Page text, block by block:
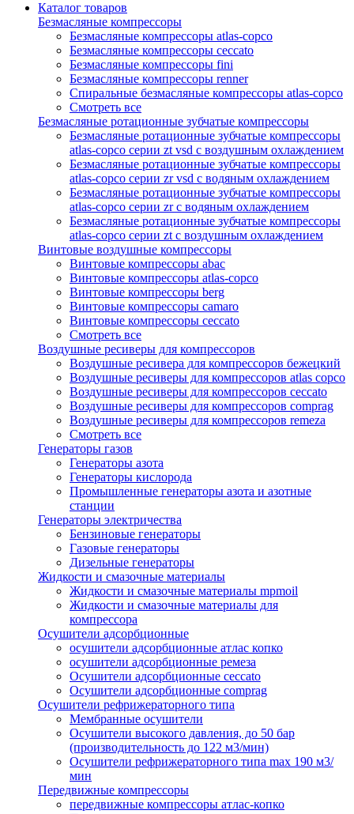
Каталог товаров
Безмасляные компрессоры
Безмасляные компрессоры atlas-copco
Безмасляные компрессоры ceccato
Безмасляные компрессоры fini
Безмасляные компрессоры renner
Спиральные безмасляные компрессоры atlas-copco
Смотреть все
Безмасляные ротационные зубчатые компрессоры
Безмасляные ротационные зубчатые компрессоры
atlas-copco серии zt vsd с воздушным охлаждением
Безмасляные ротационные зубчатые компрессоры
atlas-copco серии zr vsd с водяным охлаждением
Безмасляные ротационные зубчатые компрессоры
atlas-copco серии zr с водяным охлаждением
Безмасляные ротационные зубчатые компрессоры
atlas-copco серии zt с воздушным охлаждением
Винтовые воздушные компрессоры
Винтовые компрессоры abac
Винтовые компрессоры atlas-copco
Винтовые компрессоры berg
Винтовые компрессоры camaro
Винтовые компрессоры ceccato
Смотреть все
Воздушные ресиверы для компрессоров
Воздушные ресивера для компрессоров бежецкий
Воздушные ресиверы для компрессоров atlas copco
Воздушные ресиверы для компрессоров ceccato
Воздушные ресиверы для компрессоров comprag
Воздушные ресиверы для компрессоров remeza
Смотреть все
Генераторы газов
Генераторы азота
Генераторы кислорода
Промышленные генераторы азота и азотные
станции
Генераторы электричества
Бензиновые генераторы
Газовые генераторы
Дизельные генераторы
Жидкости и смазочные материалы
Жидкости и смазочные материалы mpmoil
Жидкости и смазочные материалы для
компрессора
Осушители адсорбционные
осушители адсорбционные атлас копко
осушители адсорбционные ремеза
Осушители адсорбционные ceccato
Осушители адсорбционные comprag
Осушители рефрижераторного типа
Мембранные осушители
Осушители высокого давления, до 50 бар
(производительность до 122 м3/мин)
Осушители рефрижераторного типа max 190 м3/
мин
Передвижные компрессоры
передвижные компрессоры атлас-копко